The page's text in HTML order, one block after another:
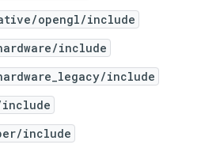
opengl/include
include
include
include